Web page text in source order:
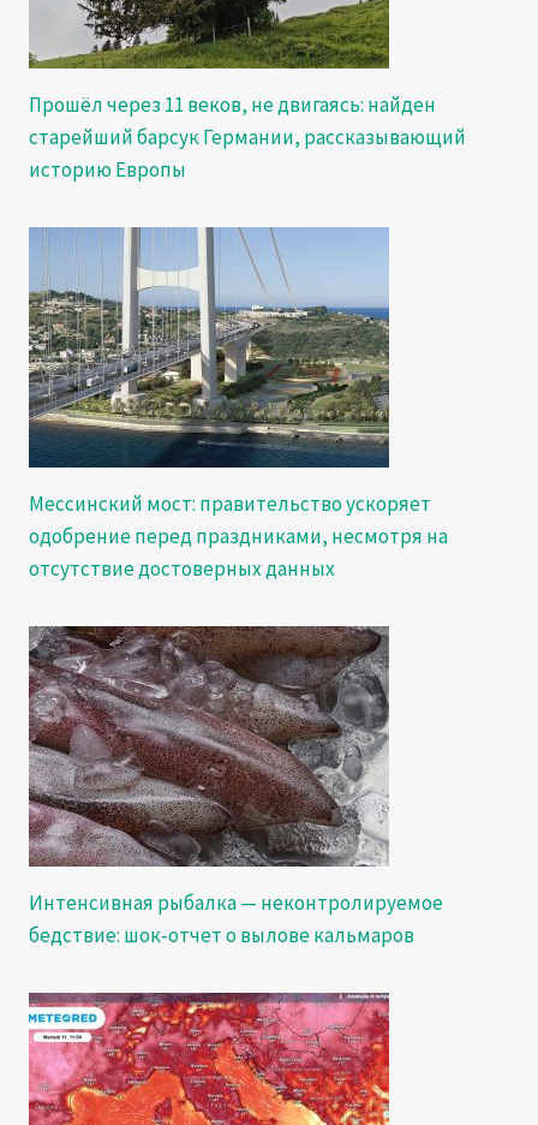
Прошёл через 11 веков, не двигаясь: найден
старейший барсук Германии, рассказывающий
историю Европы
Мессинский мост: правительство ускоряет
одобрение перед праздниками, несмотря на
отсутствие достоверных данных
Интенсивная рыбалка — неконтролируемое
бедствие: шок-отчет о вылове кальмаров